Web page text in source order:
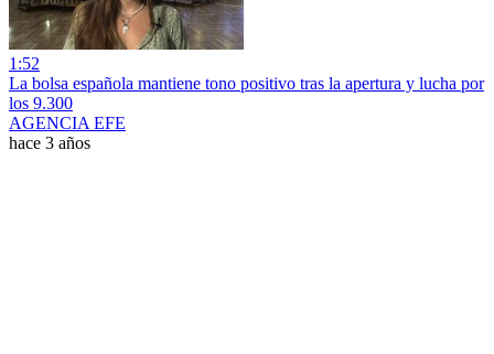
1:52
La bolsa española mantiene tono positivo tras la apertura y lucha por
los 9.300
AGENCIA EFE
hace 3 años